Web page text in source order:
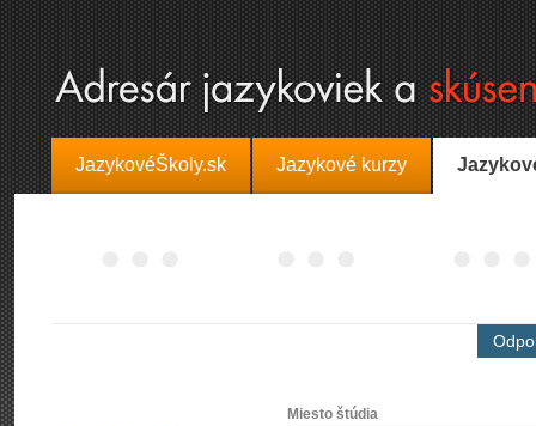
JazykovéŠkoly.sk Jazykové kurzy
Miesto štúdia